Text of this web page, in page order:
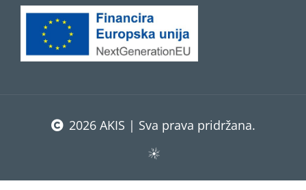
2026 AKIS | Sva prava pridržana.